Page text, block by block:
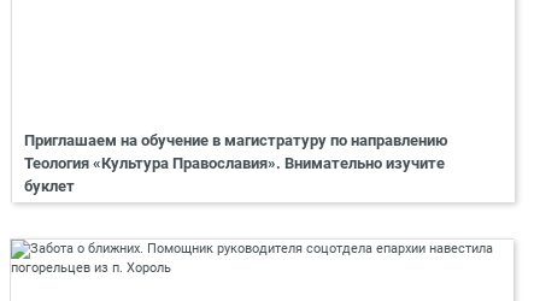
Приглашаем на обучение в магистратуру по направлению
Теология «Культура Православия». Внимательно изучите
буклет